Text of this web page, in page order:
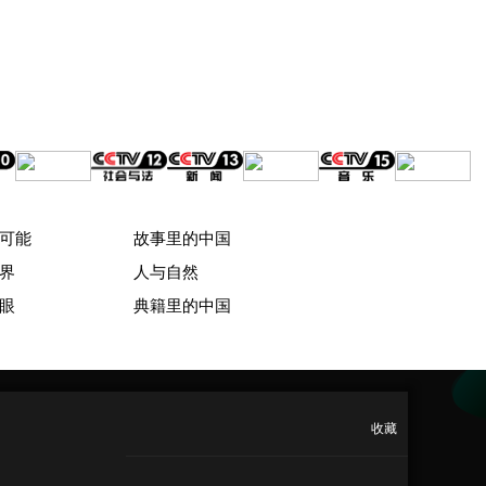
能
故事里的中国
人与自然
典籍里的中国
收藏